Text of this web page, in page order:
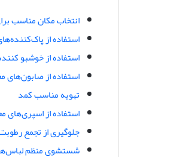
ل
ی
م
ی
انتخاب مکان مناسب
استفاده از
استفاده از خوشبو
استفاده از صابون‌های
تهویه مناسب کمد
استفاده از اسپری‌های
جلوگیری از تجمع
شستشوی منظم